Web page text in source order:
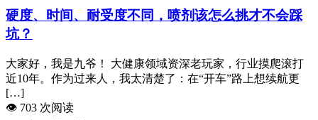
硬度、时间、耐受度不同，喷剂该怎么挑才不会踩
坑？
大家好，我是九爷！ 大健康领域资深老玩家，行业摸爬滚打
近10年。作为过来人，我太清楚了：在“开车”路上想续航更
[…]
👁️ 703 次阅读